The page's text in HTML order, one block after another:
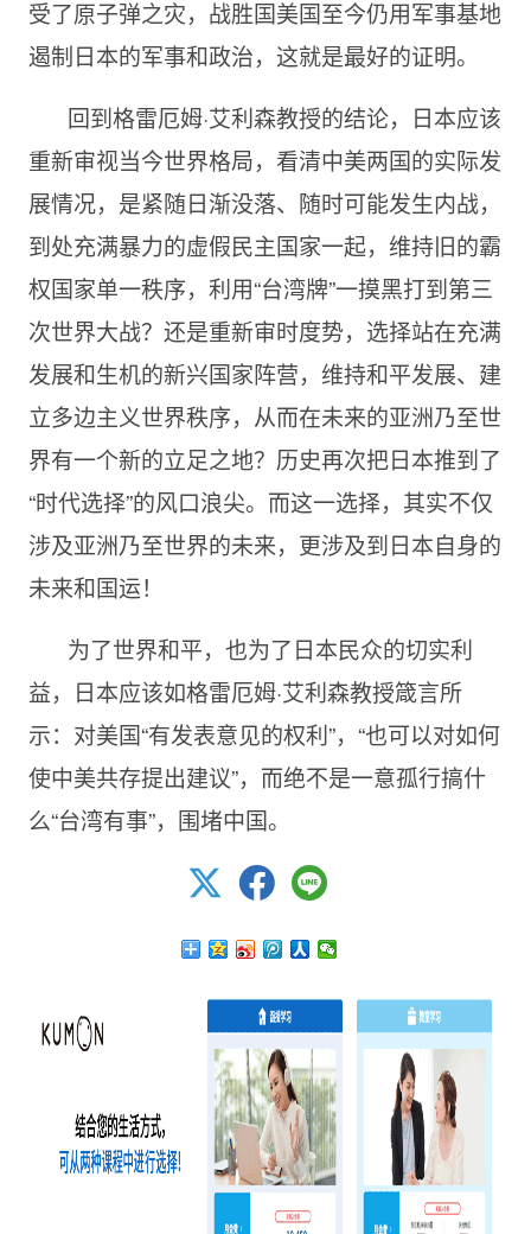
受了原子弹之灾，战胜国美国至今仍用军事基地
遏制日本的军事和政治，这就是最好的证明。
回到格雷厄姆·艾利森教授的结论，日本应该
重新审视当今世界格局，看清中美两国的实际发
展情况，是紧随日渐没落、随时可能发生内战，
到处充满暴力的虚假民主国家一起，维持旧的霸
权国家单一秩序，利用“台湾牌”一摸黑打到第三
次世界大战？还是重新审时度势，选择站在充满
发展和生机的新兴国家阵营，维持和平发展、建
立多边主义世界秩序，从而在未来的亚洲乃至世
界有一个新的立足之地？历史再次把日本推到了
“时代选择”的风口浪尖。而这一选择，其实不仅
涉及亚洲乃至世界的未来，更涉及到日本自身的
未来和国运！
为了世界和平，也为了日本民众的切实利
益，日本应该如格雷厄姆·艾利森教授箴言所
示：对美国“有发表意见的权利”，“也可以对如何
使中美共存提出建议”，而绝不是一意孤行搞什
么“台湾有事”，围堵中国。